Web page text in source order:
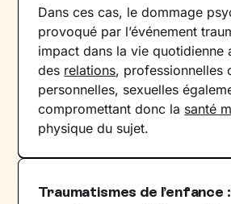
Dans ces cas, le dommage
provoqué par l’événement
impact dans la vie quotidienne
des relations, professionnelles
personnelles, sexuelles
compromettant donc la santé
physique du sujet.
Traumatismes de l’enfance :